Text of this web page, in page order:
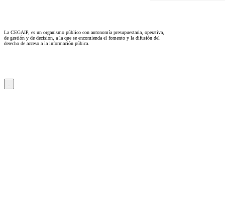
La CEGAIP, es un organismo público con autonomía presupuestaria, operativa,
de gestión y de decisión, a la que se encomienda el fomento y la difusión del
derecho de acceso a la información púbica.